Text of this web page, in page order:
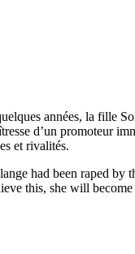
années, la fille
d’un promoteur
et rivalités.
had been raped by
this, she will